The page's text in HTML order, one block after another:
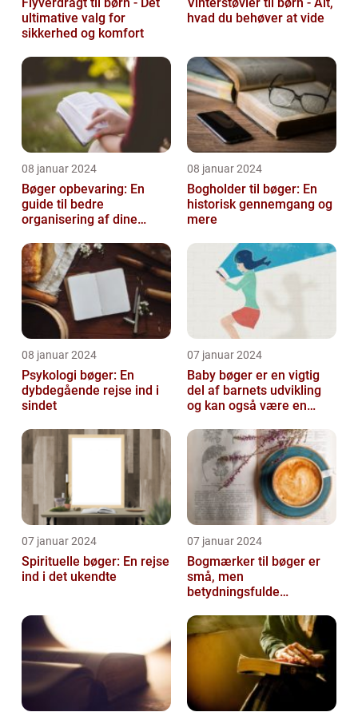
ultimative valg for
sikkerhed og komfort
hvad du behøver at vide
08 januar 2024
Bøger opbevaring: En
guide til bedre
organisering af dine
08 januar 2024
Bogholder til bøger: En
historisk gennemgang og
mere
08 januar 2024
Psykologi bøger: En
dybdegående rejse ind i
sindet
07 januar 2024
Baby bøger er en vigtig
del af barnets udvikling
og kan også være en
forældre a...
07 januar 2024
Spirituelle bøger: En rejse
ind i det ukendte
07 januar 2024
Bogmærker til bøger er
små, men
betydningsfulde
læsere med at holde styr
på d...